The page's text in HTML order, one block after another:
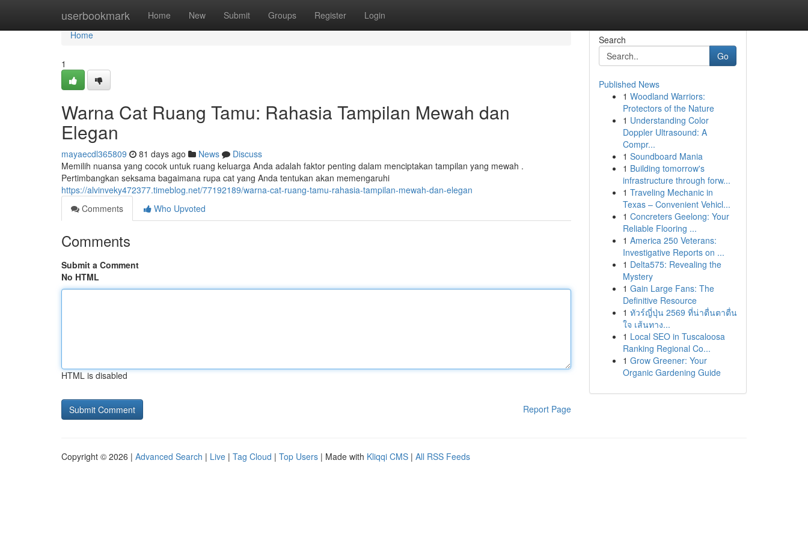
userbookmark Home New Submit Groups Register Login
Home
Home
1
Warna Cat Ruang Tamu: Rahasia Tampilan Mewah dan
Elegan
mayaecdl365809 81 days ago News
Discuss
Memilih nuansa yang cocok untuk ruang keluarga Anda adalah faktor penting dalam menciptakan tampilan yang mewah .
Pertimbangkan seksama bagaimana rupa cat yang Anda tentukan akan memengaruhi
https://alvinveky472377.timeblog.net/77192189/warna-cat-ruang-tamu-rahasia-tampilan-mewah-dan-elegan
Comments
Who Upvoted
Comments
Submit a Comment
No HTML
HTML is disabled
Report Page
Search
Go
Published News
1 Woodland Warriors:
Protectors of the Nature
1 Understanding Color
Doppler Ultrasound: A
Compr...
1 Soundboard Mania
1 Building tomorrow's
infrastructure through forw...
1 Traveling Mechanic in
Texas – Convenient Vehicl...
1 Concreters Geelong: Your
Reliable Flooring ...
1 America 250 Veterans:
Investigative Reports on ...
1 Delta575: Revealing the
Mystery
1 Gain Large Fans: The
Definitive Resource
1 ทัวร์ญี่ปุ่น 2569 ที่น่าตื่นตาตื่น
ใจ เส้นทาง...
1 Local SEO in Tuscaloosa
Ranking Regional Co...
1 Grow Greener: Your
Organic Gardening Guide
Copyright © 2026 | Advanced Search | Live | Tag Cloud | Top Users | Made with Kliqqi CMS | All RSS Feeds